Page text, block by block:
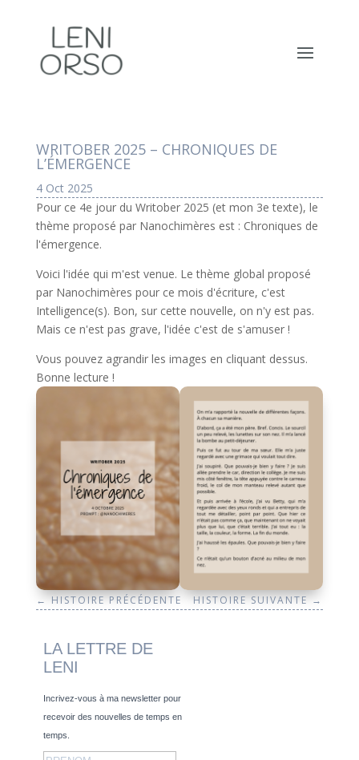
WRITOBER 2025 – CHRONIQUES DE
L’ÉMERGENCE
4 Oct 2025
Pour ce 4e jour du Writober 2025 (et mon 3e texte), le
thème proposé par Nanochimères est : Chroniques de
l'émergence.
Voici l'idée qui m'est venue. Le thème global proposé
par Nanochimères pour ce mois d'écriture, c'est
Intelligence(s). Bon, sur cette nouvelle, on n'y est pas.
Mais ce n'est pas grave, l'idée c'est de s'amuser !
Vous pouvez agrandir les images en cliquant dessus.
Bonne lecture !
←HISTOIRE PRÉCÉDENTE HISTOIRE SUIVANTE→
LA LETTRE DE
LENI
Incrivez-vous à ma newsletter pour
recevoir des nouvelles de temps en
temps.